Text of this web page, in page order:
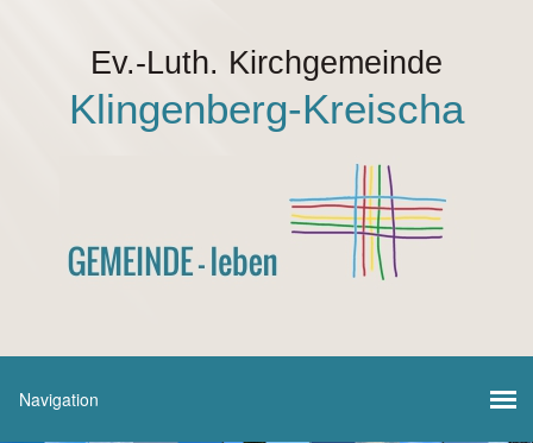
Ev.-Luth. Kirchgemeinde
Klingenberg-Kreischa